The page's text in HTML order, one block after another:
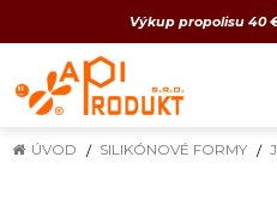
Výkup propolisu 40
ÚVOD SILIKÓNOVÉ FORMY